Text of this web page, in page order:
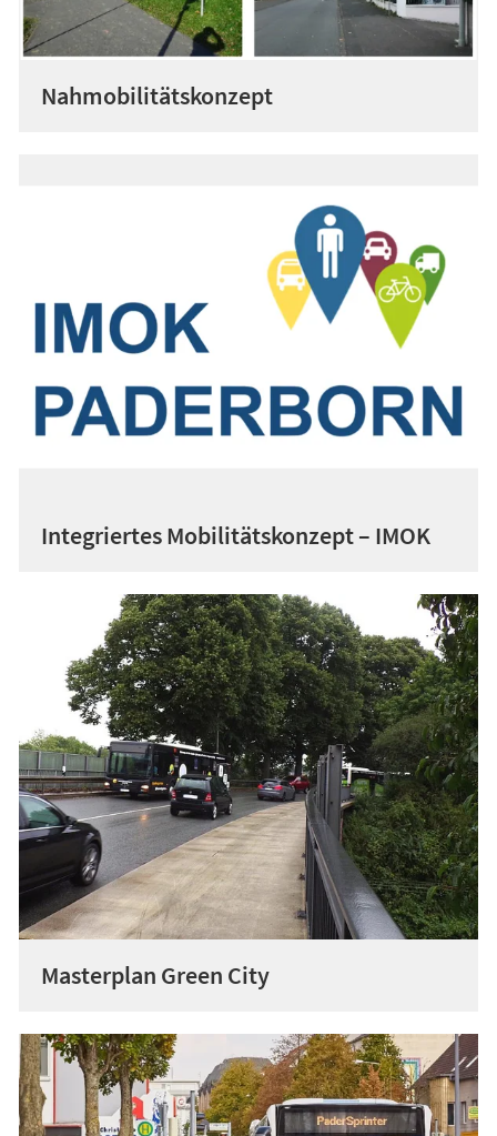
Nahmobilitätskonzept
Integriertes Mobilitätskonzept – IMOK
Masterplan Green City